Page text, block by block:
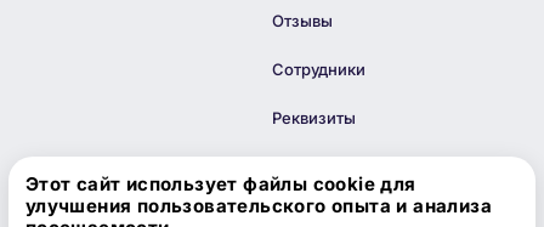
Отзывы
Сотрудники
Реквизиты
Контакты
Этот сайт использует файлы cookie для
улучшения пользовательского опыта и анализа